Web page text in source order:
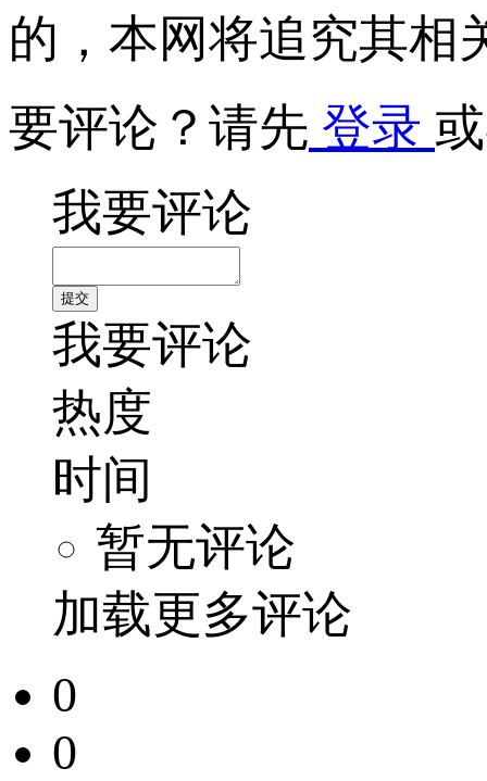
的，本网将追究其相
要评论？请先 登录
我要评论
我要评论
热度
时间
暂无评论
加载更多评论
0
0